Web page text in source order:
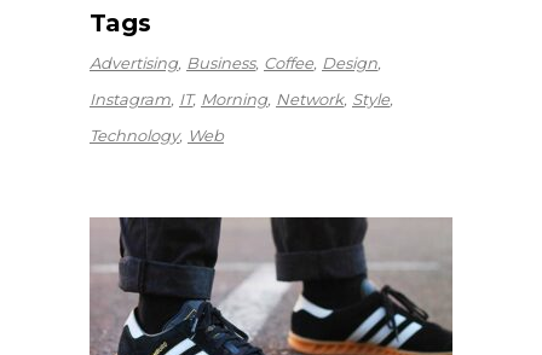
Tags
Advertising Business Coffee Design
Instagram IT Morning Network Style
Technology Web